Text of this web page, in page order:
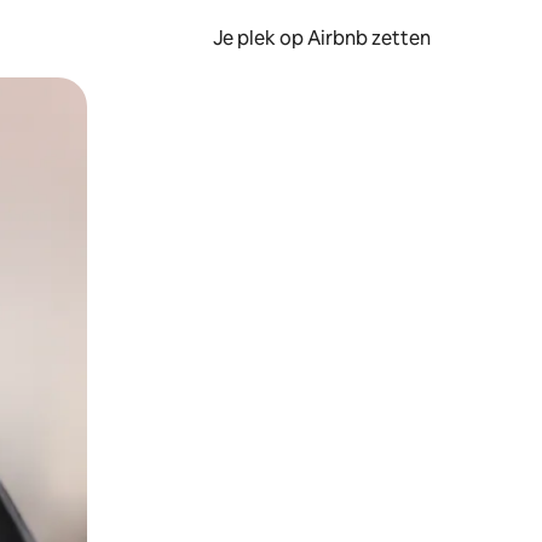
Je plek op Airbnb zetten
of swipen.